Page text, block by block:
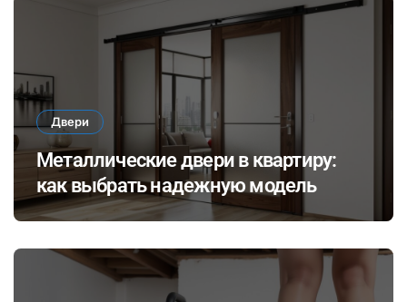
Двери
Металлические двери в квартиру:
как выбрать надежную модель